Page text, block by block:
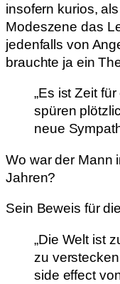
insofern kurios,
Modeszene das
jedenfalls von
brauchte ja ein
„Es ist Zeit
spüren
neue
Wo war der Mann
Jahren?
Sein Beweis für
„Die Welt ist
zu
side effect